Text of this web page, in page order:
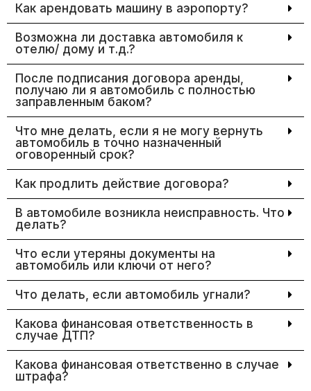
Как арендовать машину в аэропорту?
Возможна ли доставка автомобиля к
отелю/ дому и т.д.?
После подписания договора аренды,
получаю ли я автомобиль с полностью
заправленным баком?
Что мне делать, если я не могу вернуть
автомобиль в точно назначенный
оговоренный срок?
Как продлить действие договора?
В автомобиле возникла неисправность. Что
делать?
Что если утеряны документы на
автомобиль или ключи от него?
Что делать, если автомобиль угнали?
Какова финансовая ответственность в
случае ДТП?
Какова финансовая ответственно в случае
штрафа?